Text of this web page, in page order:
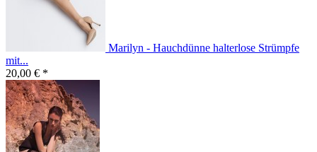
Marilyn - Hauchdünne halterlose Strümpfe
mit...
20,00 € *